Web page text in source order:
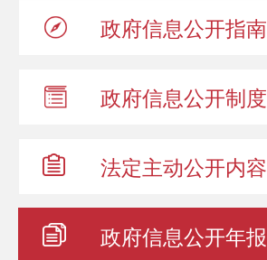
政府信息公开指南
政府信息公开制度
法定主动公开内容
政府信息公开年报